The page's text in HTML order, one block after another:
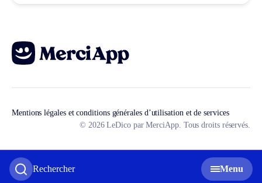
Rechercher Menu
Mentions légales et conditions générales d’utilisation et de services
© 2026 LeDico par MerciApp. Tous droits réservés.